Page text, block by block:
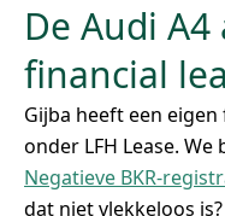
De Audi A4
financial
Gijba heeft een
onder LFH Lease.
Negatieve BKR-
dat niet vlekkeloos